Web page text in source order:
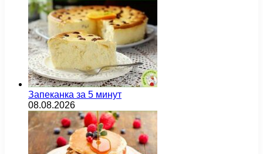
Запеканка за 5 минут
08.08.2026